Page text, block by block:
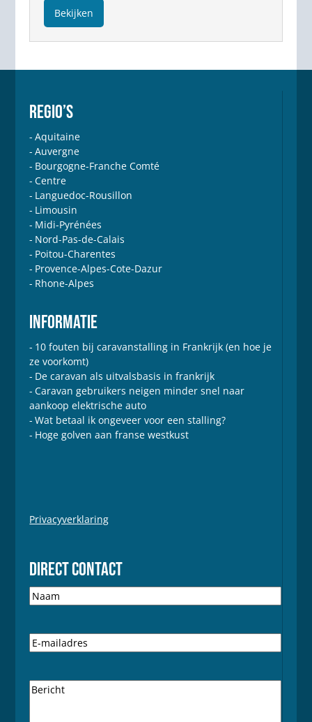
Bekijken
REGIO’S
Aquitaine
Auvergne
Bourgogne-Franche Comté
Centre
Languedoc-Rousillon
Limousin
Midi-Pyrénées
Nord-Pas-de-Calais
Poitou-Charentes
Provence-Alpes-Cote-Dazur
Rhone-Alpes
INFORMATIE
10 fouten bij caravanstalling in Frankrijk (en hoe je
ze voorkomt)
De caravan als uitvalsbasis in frankrijk
Caravan gebruikers neigen minder snel naar
aankoop elektrische auto
Wat betaal ik ongeveer voor een stalling?
Hoge golven aan franse westkust
Privacyverklaring
DIRECT CONTACT
N
a
m
E
-
aB